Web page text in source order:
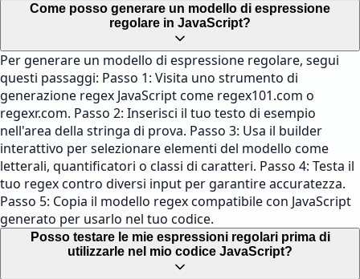
Come posso generare un modello di espressione
regolare in JavaScript?
Per generare un modello di espressione regolare, segui
questi passaggi: Passo 1: Visita uno strumento di
generazione regex JavaScript come regex101.com o
regexr.com. Passo 2: Inserisci il tuo testo di esempio
nell'area della stringa di prova. Passo 3: Usa il builder
interattivo per selezionare elementi del modello come
letterali, quantificatori o classi di caratteri. Passo 4: Testa il
tuo regex contro diversi input per garantire accuratezza.
Passo 5: Copia il modello regex compatibile con JavaScript
generato per usarlo nel tuo codice.
Posso testare le mie espressioni regolari prima di
utilizzarle nel mio codice JavaScript?